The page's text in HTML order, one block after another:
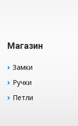
Магазин
Замки
Ручки
Петли